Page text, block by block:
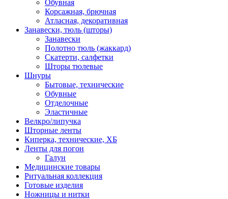
Обувная
Корсажная, брючная
Атласная, декоративная
Занавески, тюль (шторы)
Занавески
Полотно тюль (жаккард)
Скатерти, салфетки
Шторы тюлевые
Шнуры
Бытовые, технические
Обувные
Отделочные
Эластичные
Велкро/липучка
Шторные ленты
Киперка, технические, ХБ
Ленты для погон
Галун
Медицинские товары
Ритуальная коллекция
Готовые изделия
Ножницы и нитки